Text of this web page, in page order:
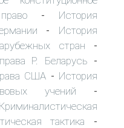
- История
- История
стран -
Р. Беларусь -
США - История
учений -
Криминалистическая
тактика -